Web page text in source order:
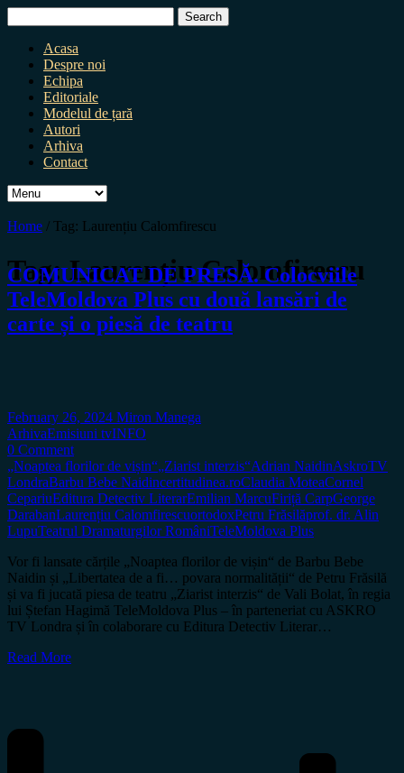
for:
Acasa
Despre noi
Echipa
Editoriale
Modelul de țară
Autori
Arhiva
Contact
Home / Tag: Laurențiu Calomfirescu
Tag:Laurențiu Calomfirescu
COMUNICAT DE PRESĂ. Colocviile
TeleMoldova Plus cu două lansări de
carte și o piesă de teatru
February 26, 2024 Miron Manega
ArhivaEmisiuni tvINFO
0 Comment
„Noaptea florilor de vișin“„Ziarist interzis“Adrian NaidinAskroTV
LondraBarbu Bebe Naidincertitudinea.roClaudia MoteaCornel
CepariuEditura Detectiv LiterarEmilian MarcuFiriță CarpGeorge
DarabanLaurențiu CalomfirescuortodoxPetru Frăsilăprof. dr. Alin
LupuTeatrul Dramaturgilor RomâniTeleMoldova Plus
Vor fi lansate cărțile „Noaptea florilor de vișin“ de Barbu Bebe
Naidin și „Libertatea de a fi… povara normalității“ de Petru Frăsilă
și va fi jucată piesa de teatru „Ziarist interzis“ de Vali Bolat, în regia
lui Ștefan Hagimă TeleMoldova Plus – în parteneriat cu ASKRO
TV Londra și în colaborare cu Editura Detectiv Literar…
Read More